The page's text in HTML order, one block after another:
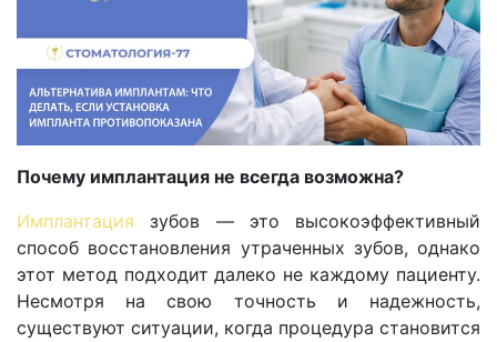
Почему имплантация не всегда возможна?
Имплантациязубов — это высокоэффективный
способ восстановления утраченных зубов, однако
этот метод подходит далеко не каждому пациенту.
Несмотря на свою точность и надежность,
существуют ситуации, когда процедура становится